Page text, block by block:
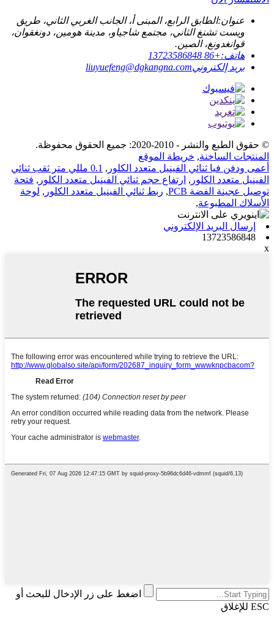
عنوان:الطابق الرابع، المبنى أ، الجانب الغربي الثاني، طريق
ويست تشنغ الثاني، مجتمع شاجياو، مدينة هومين، دونغقوان،
قوانغدونغ، الصين.
هاتف:+86 13723586848
بريد إلكترونيliuyuefeng@dgkangna.com
© حقوق الطبع والنشر - 2010-2020: جميع الحقوق محفوظة.
المنتجات الساخنة, خريطة الموقع
أعمى ودفن فيا ثنائي الفينيل متعدد الكلور ,
0.1 مللي متر ثقب ثنائي
الفينيل متعدد الكلور , ارتفاع حجم ثنائي الفينيل متعدد الكلور , فتحة
توصيل عجينة الفضة PCB
, ربط ثنائي الفينيل متعدد الكلور , لوحة
الأسلاك المطبوعة,
إرسال البريد الإلكتروني
13723586848
x
اضغط على زر الإدخال للبحث أو
ESC للإغلاق